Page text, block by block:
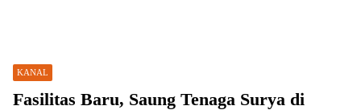
KANAL
Fasilitas Baru, Saung Tenaga Surya di